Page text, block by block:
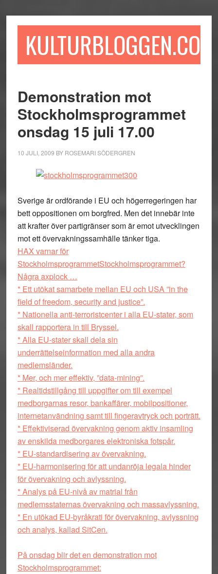
till
till
sidofältet
till
KULTURBLOGGEN.COM
Demonstration mot
Stockholmsprogrammet
onsdag 15 juli 17.00
10 JULI, 2009 BY ROSEMARI SÖDERGREN
Sverige är ordförande i EU och högerregeringen har
bett oppositionen om borgfred. Men det innebär inte
att krafter över partigränser som är emot utvecklingen
mot ett övervakningssamhälle tänker tiga.
HAX varnar för
StockholmsprogrammetStockholmsprogrammet?
Några axplock …
* Ett utökat samarbete mellan EU och USA ”in the
field of freedom, security and justice”.
* Nationella anti-terroristcenter i alla EU-stater, som
skall rapportera in till Bryssel.
* Alla EU-stater skall dela sin
underrättelseinformation med alla andra
medlemsländer.
* Mer, och mer effektiv, ”data-mining”.
* Realtidstillgång till uppgifter om till exempel
medborgarnas resor, bankaffärer, mobilpositioner,
internetanvändning samt till fingeravtryck och porträtt.
* Effektiviserad övervakning genom aktiv insamling
av enskilda medborgares elektroniska fotspår.
* EU-standardisering av övervakning.
* EU-harmonisering för att undanröja legala hinder
för övervakning och avlyssning.
* Analys på EU-nivå av matrial från
medlemsstaternas övervakning och massavlyssning.
* En utökad EU-byråkrati för övervakning, avlyssning
och analys, kallad SitCen.
På onsdag blir det en demonstration mot
Stockholmsprogrammet: